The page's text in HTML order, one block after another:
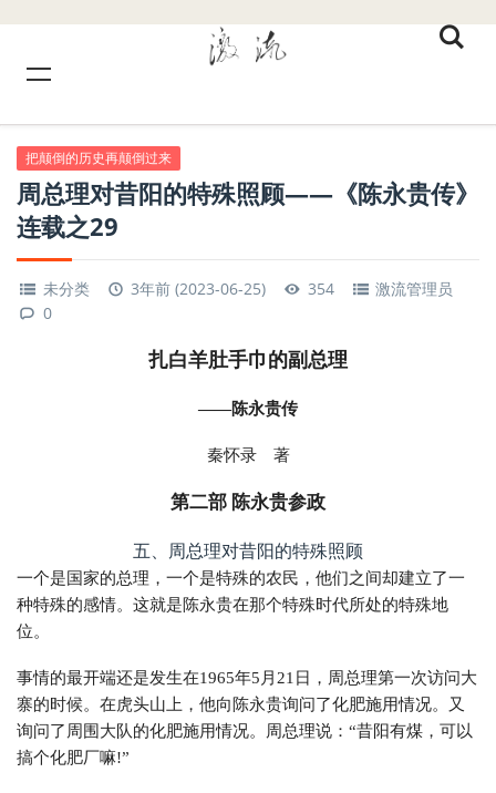
把颠倒的历史再颠倒过来
周总理对昔阳的特殊照顾——《陈永贵传》
连载之29
未分类 3年前 (2023-06-25) 354
激流管理员
0
扎白羊肚手巾的副总理
——陈永贵传
秦怀录 著
第二部 陈永贵参政
五、周总理对昔阳的特殊照顾
一个是国家的总理，一个是特殊的农民，他们之间却建立了一
种特殊的感情。这就是陈永贵在那个特殊时代所处的特殊地
位。
事情的最开端还是发生在1965年5月21日，周总理第一次访问大
寨的时候。在虎头山上，他向陈永贵询问了化肥施用情况。又
询问了周围大队的化肥施用情况。周总理说：“昔阳有煤，可以
搞个化肥厂嘛!”